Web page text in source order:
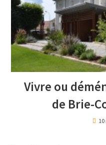
Vivre ou
de Brie-
10